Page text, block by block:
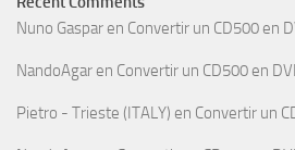
Nuno Gaspar en Convertir un CD500 en
NandoAgar en Convertir un CD500 en
Pietro - Trieste (ITALY) en Convertir un